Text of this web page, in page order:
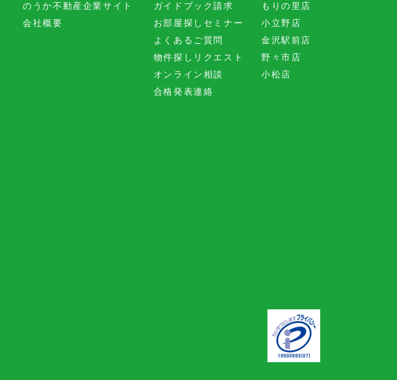
のうか不動産企業サイト
会社概要
ガイドブック請求
お部屋探しセミナー
よくあるご質問
物件探しリクエスト
オンライン相談
合格発表連絡
もりの里店
小立野店
金沢駅前店
野々市店
小松店